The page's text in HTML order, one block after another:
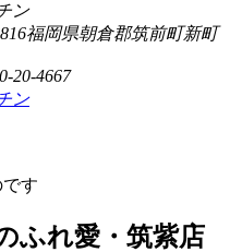
ン
福岡県朝倉郡筑前町新町
20-4667
ン
す
ふれ愛・筑紫店